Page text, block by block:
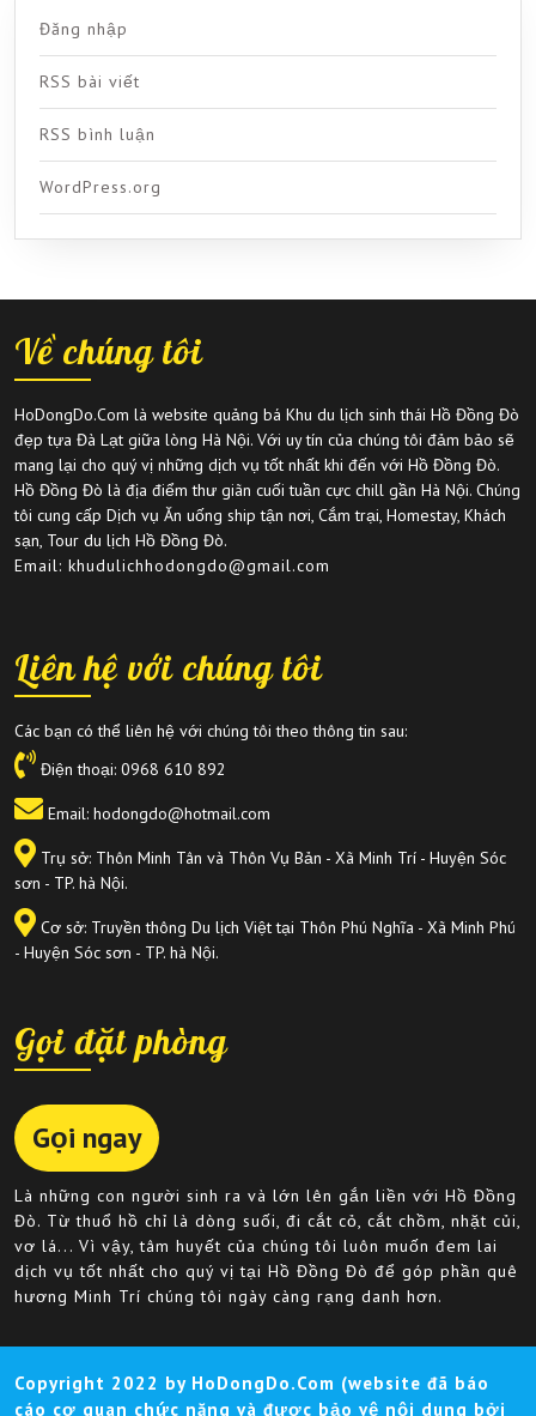
Đăng nhập
RSS bài viết
RSS bình luận
WordPress.org
Về chúng tôi
HoDongDo.Com là website quảng bá Khu du lịch sinh thái Hồ Đồng Đò
đẹp tựa Đà Lạt giữa lòng Hà Nội. Với uy tín của chúng tôi đảm bảo sẽ
mang lại cho quý vị những dịch vụ tốt nhất khi đến với Hồ Đồng Đò.
Hồ Đồng Đò là địa điểm thư giãn cuối tuần cực chill gần Hà Nội. Chúng
tôi cung cấp Dịch vụ Ăn uống ship tận nơi, Cắm trại, Homestay, Khách
sạn, Tour du lịch Hồ Đồng Đò.
Email: khudulichhodongdo@gmail.com
Liên hệ với chúng tôi
Các bạn có thể liên hệ với chúng tôi theo thông tin sau:
Điện thoại: 0968 610 892
Email: hodongdo@hotmail.com
Trụ sở: Thôn Minh Tân và Thôn Vụ Bản - Xã Minh Trí - Huyện Sóc
sơn - TP. hà Nội.
Cơ sở: Truyền thông Du lịch Việt tại Thôn Phú Nghĩa - Xã Minh Phú
- Huyện Sóc sơn - TP. hà Nội.
Gọi đặt phòng
Gọi ngay
Là những con người sinh ra và lớn lên gắn liền với Hồ Đồng
Đò. Từ thuổ hồ chỉ là dòng suối, đi cắt cỏ, cắt chồm, nhặt củi,
vơ lá... Vì vậy, tâm huyết của chúng tôi luôn muốn đem lai
dịch vụ tốt nhất cho quý vị tại Hồ Đồng Đò để góp phần quê
hương Minh Trí chúng tôi ngày càng rạng danh hơn.
Copyright 2022 by HoDongDo.Com (website đã báo
cáo cơ quan chức năng và được bảo vệ nội dung bởi